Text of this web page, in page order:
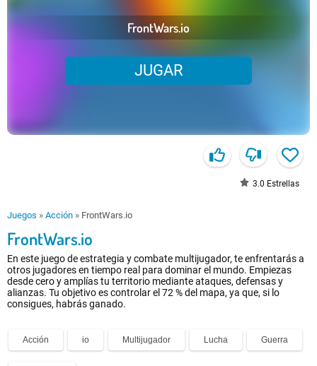
FrontWars.io
JUGAR
3.0 Estrellas
Juegos » Acción » FrontWars.io
FrontWars.io
En este juego de estrategia y combate multijugador, te enfrentarás a
otros jugadores en tiempo real para dominar el mundo. Empiezas
desde cero y amplías tu territorio mediante ataques, defensas y
alianzas. Tu objetivo es controlar el 72 % del mapa, ya que, si lo
consigues, habrás ganado.
Acción io Multijugador Lucha Guerra